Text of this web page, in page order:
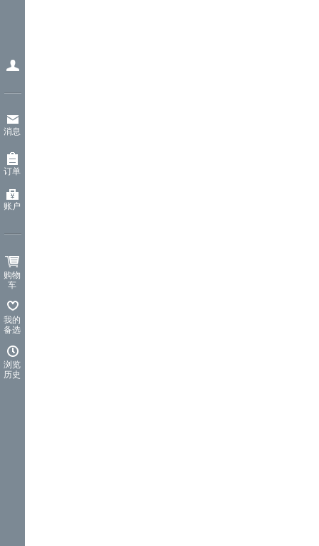
消息
订单
账户
购物
车
我的
备选
浏览
历史